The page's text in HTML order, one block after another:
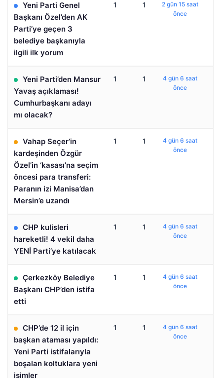
Yeni Parti Genel
Başkanı Özel’den AK
Parti’ye geçen 3
belediye başkanıyla
ilgili ilk yorum
1 1
2 gün 15 saat
önce
Yeni Parti’den Mansur
Yavaş açıklaması!
Cumhurbaşkanı adayı
mı olacak?
1 1
4 gün 6 saat
önce
Vahap Seçer’in
kardeşinden Özgür
Özel’in ‘kasası’na seçim
öncesi para transferi:
Paranın izi Manisa’dan
Mersin’e uzandı
1 1
4 gün 6 saat
önce
CHP kulisleri
hareketli! 4 vekil daha
YENİ Parti’ye katılacak
1 1
4 gün 6 saat
önce
Çerkezköy Belediye
Başkanı CHP’den istifa
etti
1 1
4 gün 6 saat
önce
CHP’de 12 il için
başkan ataması yapıldı:
Yeni Parti istifalarıyla
boşalan koltuklara yeni
isimler
1 1
4 gün 6 saat
önce